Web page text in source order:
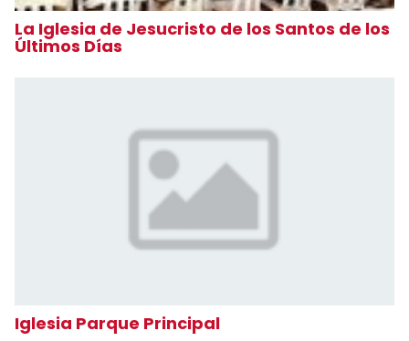
La Iglesia de Jesucristo de los Santos de los
Últimos Días
Iglesia Parque Principal